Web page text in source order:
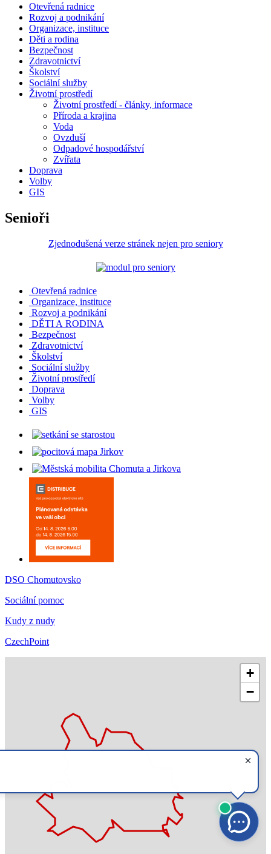
Otevřená radnice
Rozvoj a podnikání
Organizace, instituce
Děti a rodina
Bezpečnost
Zdravotnictví
Školství
Sociální služby
Životní prostředí
Životní prostředí - články, informace
Příroda a krajina
Voda
Ovzduší
Odpadové hospodářství
Zvířata
Doprava
Volby
GIS
Senioři
Zjednodušená verze stránek nejen pro seniory
Otevřená radnice
Organizace, instituce
Rozvoj a podnikání
DĚTI A RODINA
Bezpečnost
Zdravotnictví
Školství
Sociální služby
Životní prostředí
Doprava
Volby
GIS
DSO Chomutovsko
Sociální pomoc
Kudy z nudy
CzechPoint
+
−